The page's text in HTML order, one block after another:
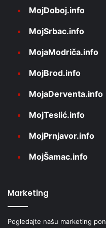
MojDoboj.info
MojSrbac.info
MojaModriča.info
MojBrod.info
MojaDerventa.info
MojTeslić.info
MojPrnjavor.info
MojŠamac.info
Marketing
Pogledajte našu marketing